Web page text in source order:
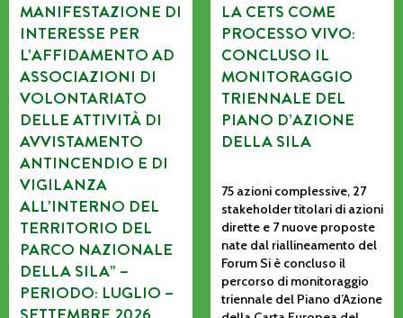
MANIFESTAZIONE DI
INTERESSE PER
L’AFFIDAMENTO AD
ASSOCIAZIONI DI
VOLONTARIATO
DELLE ATTIVITÀ DI
AVVISTAMENTO
ANTINCENDIO E DI
VIGILANZA
ALL’INTERNO DEL
TERRITORIO DEL
PARCO NAZIONALE
DELLA SILA” –
PERIODO: LUGLIO –
LA CETS COME
PROCESSO VIVO:
CONCLUSO IL
MONITORAGGIO
TRIENNALE DEL
PIANO D’AZIONE
DELLA SILA
75 azioni complessive, 27
stakeholder titolari di azioni
dirette e 7 nuove proposte
nate dal riallineamento del
Forum Si è concluso il
percorso di monitoraggio
triennale del Piano d’Azione